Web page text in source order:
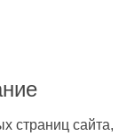
страниц сайта,